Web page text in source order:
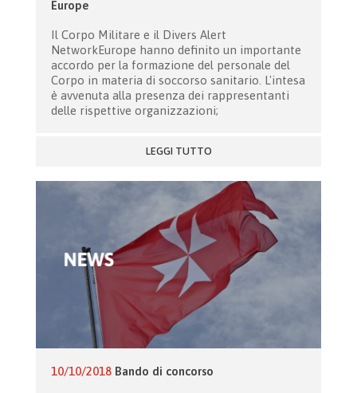
Europe
Il Corpo Militare e il Divers Alert
NetworkEurope hanno definito un importante
accordo per la formazione del personale del
Corpo in materia di soccorso sanitario. L'intesa
è avvenuta alla presenza dei rappresentanti
delle rispettive organizzazioni;
LEGGI TUTTO
10/10/2018 Bando di concorso